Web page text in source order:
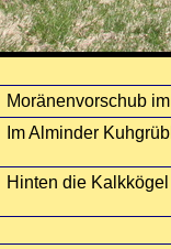
Moränenvorschub
Im Alminder
Hinten die